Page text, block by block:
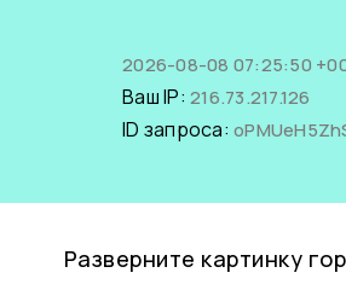
2026-08-08 07:25:50
Ваш IP: 216.73.217.126
ID запроса:
Разверните картинку